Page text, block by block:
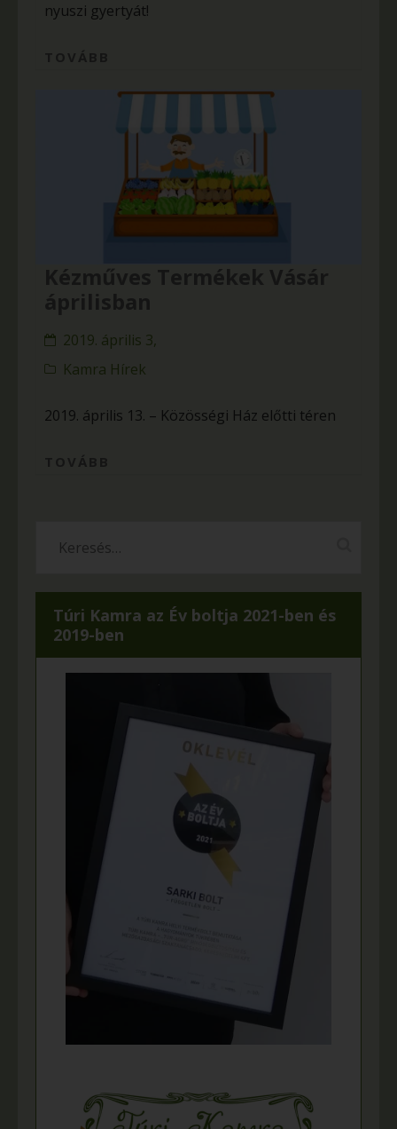
nyuszi gyertyát!
2019. április 3,
Kamra Hírek
2019. április 13. – Közösségi Ház előtti téren
Túri Kamra az Év boltja 2021-ben és
2019-ben